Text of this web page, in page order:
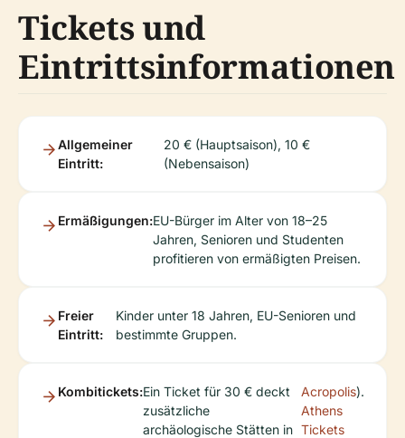
Tickets und
Eintrittsinformationen
Allgemeiner
Eintritt:
20 € (Hauptsaison), 10 €
(Nebensaison)
Ermäßigungen:EU-Bürger im Alter von 18–25
Jahren, Senioren und Studenten
profitieren von ermäßigten Preisen.
Freier
Eintritt:
Kinder unter 18 Jahren, EU-Senioren und
bestimmte Gruppen.
Kombitickets:Ein Ticket für 30 € deckt
zusätzliche
archäologische Stätten in
Acropolis
Athens
Tickets
).